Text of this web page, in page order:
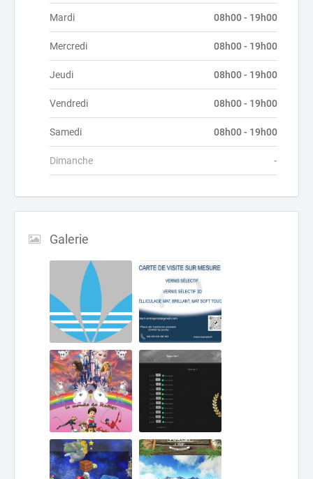
Mardi 08h00 - 19h00
Mercredi 08h00 - 19h00
Jeudi 08h00 - 19h00
Vendredi 08h00 - 19h00
Samedi 08h00 - 19h00
Dimanche -
Galerie